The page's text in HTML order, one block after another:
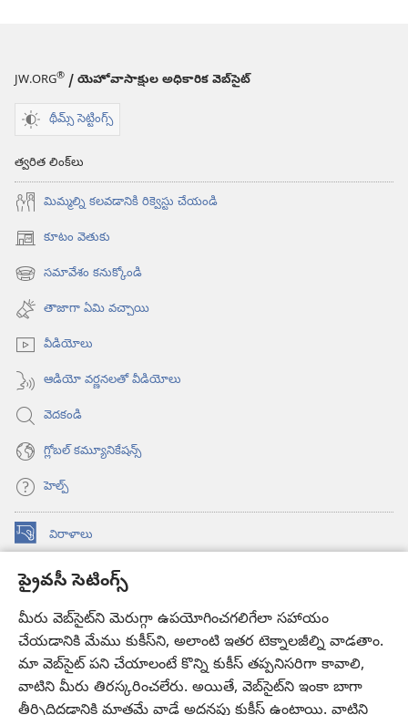
ప్రైవసీ సెటింగ్స్
మీరు వెబ్‌సైట్‌ని మెరుగ్గా ఉపయోగించగలిగేలా సహాయం
చేయడానికి మేము కుకీస్‌ని, అలాంటి ఇతర టెక్నాలజీల్ని వాడతాం.
మా వెబ్‌సైట్‌ పని చేయాలంటే కొన్ని కుకీస్‌ తప్పనిసరిగా కావాలి,
వాటిని మీరు తిరస్కరించలేరు. అయితే, వెబ్‌సైట్‌ని ఇంకా బాగా
JW.ORG® / యెహోవాసాక్షుల అధికారిక వెబ్‌సైట్‌
థీమ్స్ సెట్టింగ్స్
త్వరిత లింక్‌లు
మిమ్మల్ని కలవడానికి రిక్వెస్టు చేయండి
కూటం వెతుకు
(కొత్త
విండో
ఓపెన్‌
అవుతుంది)
సమావేశం కనుక్కోండి
(కొత్త
విండో
ఓపెన్‌
అవుతుంది)
తాజాగా ఏమి వచ్చాయి
వీడియోలు
ఆడియో వర్ణనలతో వీడియోలు
వెదకండి
గ్లోబల్‌ కమ్యూనికేషన్స్‌
హెల్ప్‌
విరాళాలు
(కొత్త
ఓపెన్‌ కావలికోట ఆన్‌లైన్‌ లైబ్రరీ
(కొత్త
విండో
ఓపెన్‌
అవుతుంది)
JW Hub
(కొత్త
విండో
ఓపెన్‌
అవుతుంది)
JW లైబ్రరీ